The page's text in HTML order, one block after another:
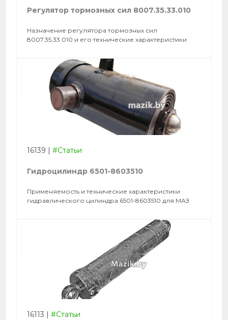
Регулятор тормозных сил 8007.35.33.010
Назначение регулятора тормозных сил
8007.35.33.010 и его технические характеристики
16139 | #Статьи
Гидроцилиндр 6501-8603510
Применяемость и технические характеристики
гидравлического цилиндра 6501-8603510 для МАЗ
16113 | #Статьи